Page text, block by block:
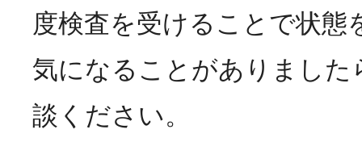
度検査を受けることで状態
気になることがありました
談ください。